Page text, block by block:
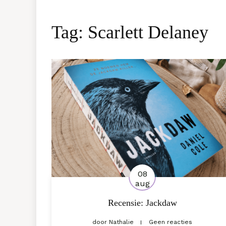
Tag: Scarlett Delaney
08
aug
Recensie: Jackdaw
door Nathalie Geen reacties